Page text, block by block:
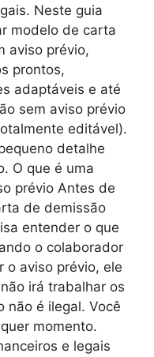
Neste guia
modelo de carta
aviso prévio,
prontos,
adaptáveis e até
sem aviso prévio
editável).
detalhe
O que é uma
prévio Antes de
de demissão
entender o que
o colaborador
o aviso prévio, ele
irá trabalhar os
não é ilegal. Você
momento.
e legais